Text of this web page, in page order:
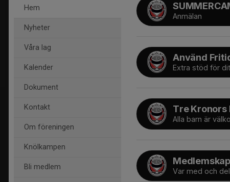
Hem
Nyheter
Våra lag
Kalender
Dokument
Kontakt
Om föreningen
Knölkampen
Bli medlem
Anmälan
Använd
Extra stöd för
Tre Kronors
Alla barn är
Var med och